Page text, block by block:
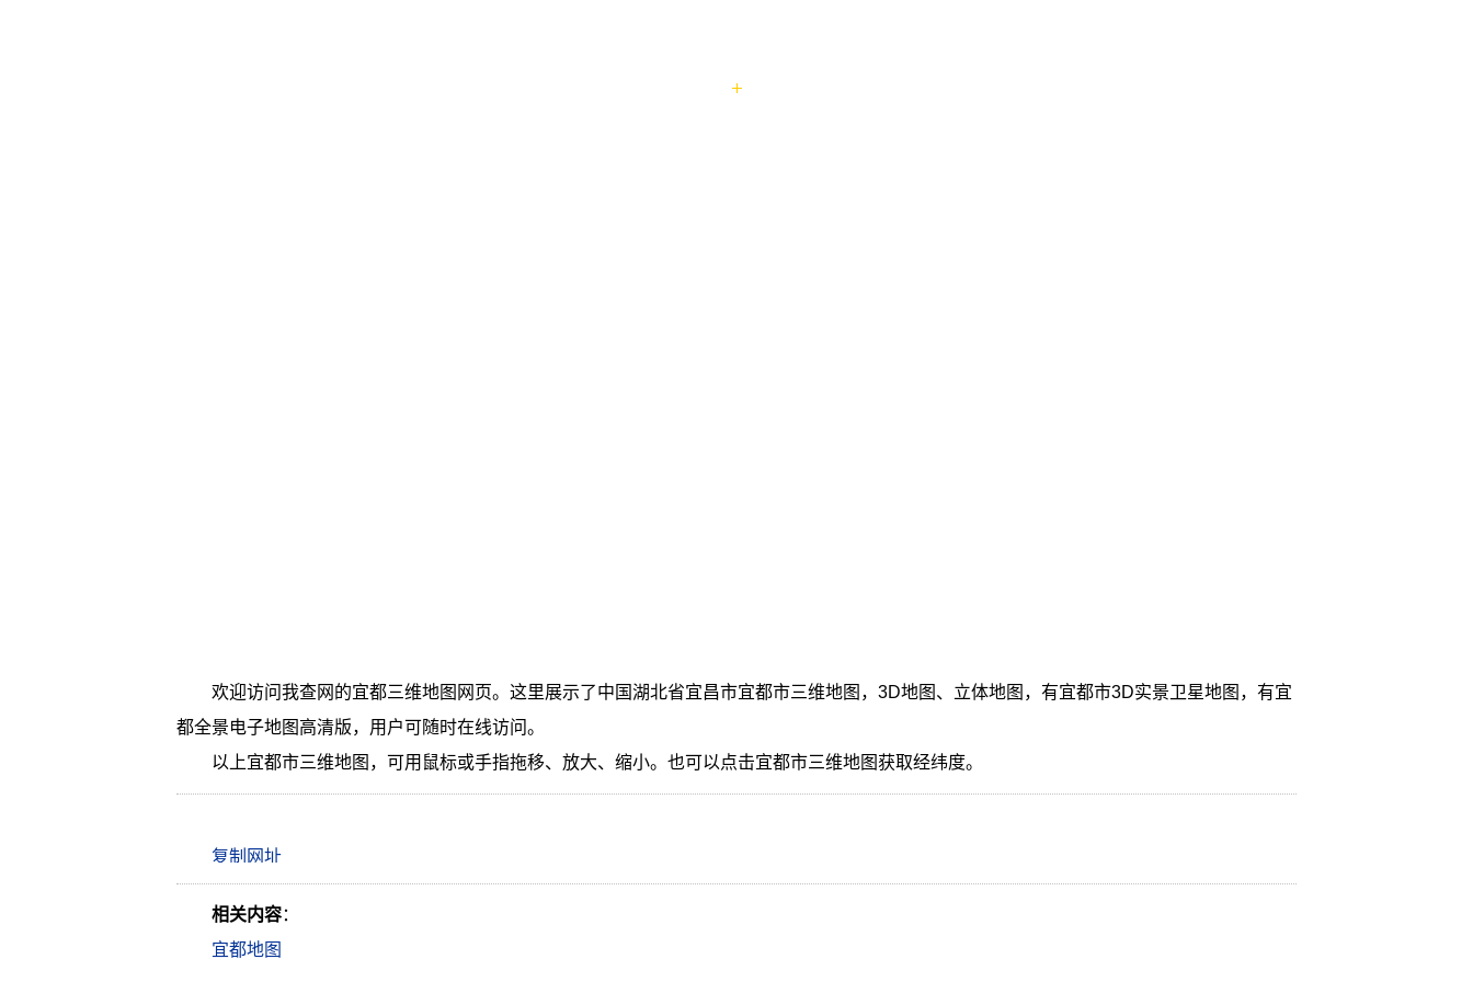
欢迎访问我查网的宜都三维地图网页。这里展示了中国湖北省宜昌市宜都市三维地图，3D地图、立体地图，有宜都市3D实景卫星地图，有宜
都全景电子地图高清版，用户可随时在线访问。
以上宜都市三维地图，可用鼠标或手指拖移、放大、缩小。也可以点击宜都市三维地图获取经纬度。
相关内容：
宜都地图